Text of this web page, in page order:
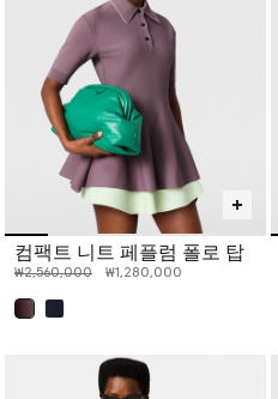
컴팩트 니트 페플럼 폴로 탑
인하 전 가격:
₩2,560,000인하된 가격:
₩1,280,000